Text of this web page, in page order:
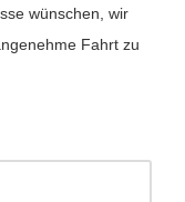
wünschen, wir
Fahrt zu